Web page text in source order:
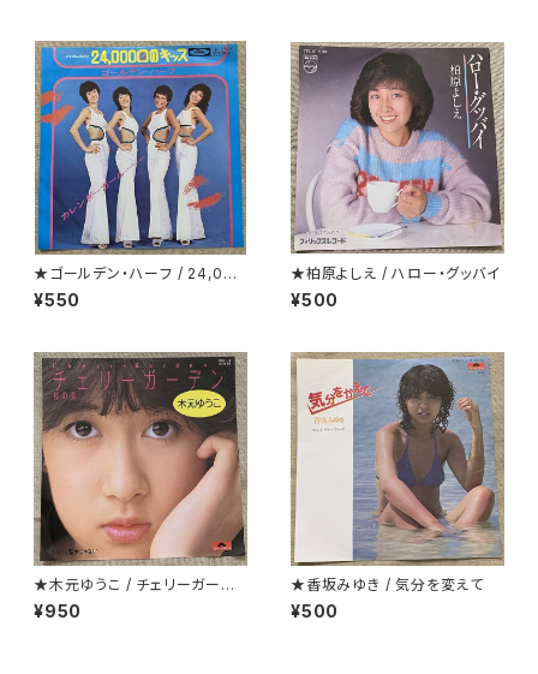
★ゴールデン・ハーフ / 24,000
回のキッス(24 Milabaci)
¥550
★柏原よしえ / ハロー・グッバイ
¥500
★木元ゆうこ / チェリーガーデ
ン(桜の園)
¥950
★香坂みゆき / 気分を変えて
¥500